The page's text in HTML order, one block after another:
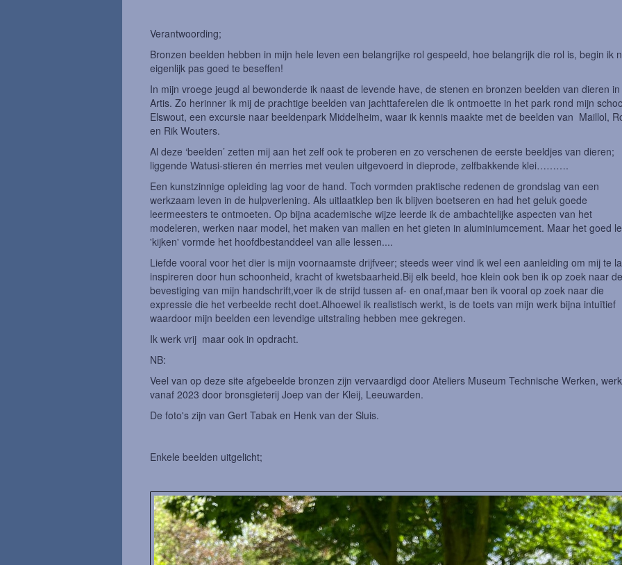
Verantwoording;
Bronzen beelden hebben in mijn hele leven een belangrijke rol gespeeld, hoe belangrijk die rol is, begin ik
eigenlijk pas goed te beseffen!
In mijn vroege jeugd al bewonderde ik naast de levende have, de stenen en bronzen beelden van dieren in
Artis. Zo herinner ik mij de prachtige beelden van jachttaferelen die ik ontmoette in het park rond mijn
Elswout, een excursie naar beeldenpark Middelheim, waar ik kennis maakte met de beelden van Maillol,
en Rik Wouters.
Al deze ‘beelden’ zetten mij aan het zelf ook te proberen en zo verschenen de eerste beeldjes van dieren;
liggende Watusi-stieren én merries met veulen uitgevoerd in dieprode, zelfbakkende klei……….
Een kunstzinnige opleiding lag voor de hand. Toch vormden praktische redenen de grondslag van een
werkzaam leven in de hulpverlening. Als uitlaatklep ben ik blijven boetseren en had het geluk goede
leermeesters te ontmoeten. Op bijna academische wijze leerde ik de ambachtelijke aspecten van het
modeleren, werken naar model, het maken van mallen en het gieten in aluminiumcement. Maar het goed
'kijken' vormde het hoofdbestanddeel van alle lessen....
Liefde vooral voor het dier is mijn voornaamste drijfveer; steeds weer vind ik wel een aanleiding om mij te
inspireren door hun schoonheid, kracht of kwetsbaarheid.Bij elk beeld, hoe klein ook ben ik op zoek naar de
bevestiging van mijn handschrift,voer ik de strijd tussen af- en onaf,maar ben ik vooral op zoek naar die
expressie die het verbeelde recht doet.Alhoewel ik realistisch werkt, is de toets van mijn werk bijna intuïtief
waardoor mijn beelden een levendige uitstraling hebben mee gekregen.
Ik werk vrij maar ook in opdracht.
NB:
Veel van op deze site afgebeelde bronzen zijn vervaardigd door Ateliers Museum Technische Werken, werk
vanaf 2023 door bronsgieterij Joep van der Kleij, Leeuwarden.
De foto's zijn van Gert Tabak en Henk van der Sluis.
Enkele beelden uitgelicht;